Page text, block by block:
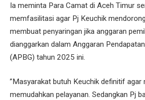
Ia meminta Para Camat di Aceh Timur
memfasilitasi agar Pj Keuchik
membuat penyaringan jika anggaran
dianggarkan dalam Anggaran
(APBG) tahun 2025 ini.
”Masyarakat butuh Keuchik definitif agar
memudahkan pelayanan. Sedangkan Pj